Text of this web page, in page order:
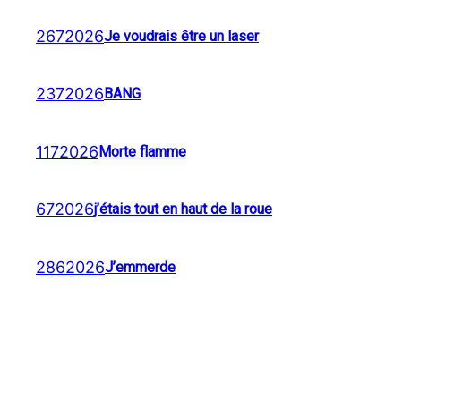
2672026Je voudrais être un laser
2372026BANG
1172026Morte flamme
672026j’étais tout en haut de la roue
2862026J’emmerde